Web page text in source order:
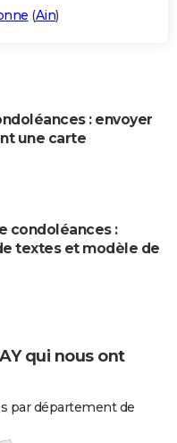
(Ain)
: envoyer
une carte
condoléances :
textes et modèle de
qui nous ont
par département de